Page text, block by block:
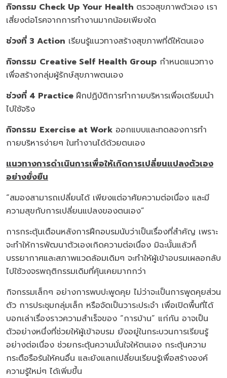
กิจกรรม Check Up Your Health ตรวจสุขภาพตัวเอง เรา
เสี่ยงต่อโรคจากการทำงานมากน้อยเพียงใด
ช่วงที่ 3 Action เรียนรู้แนวทางสร้างสุขภาพที่ดีให้ตนเอง
กิจกรรม Creative Self Health Group กำหนดแนวทาง
เพื่อสร้างกลุ่มผู้รักษ์สุขภาพตนเอง
ช่วงที่ 4 Practice ฝึกปฏิบัติการทำกายบริหารเพื่อเตรียมนำ
ไปใช้จริง
กิจกรรม Exercise at Work ออกแบบและทดลองการทำ
กายบริหารง่ายๆ ในทำงานได้ด้วยตนเอง
แนวทางการดำเนินการเพื่อให้เกิดการเปลี่ยนแปลงตัวเอง
อย่างยั่งยืน
“สมองสามารถเปลี่ยนได้ เพียงแต่อาศัยความต่อเนื่อง และมี
ความสุขกับการเปลี่ยนแปลงของตนเอง”
การกระตุ้นเตือนหลังการฝึกอบรมนับว่าเป็นเรื่องที่สำคัญ เพราะ
จะทำให้การพัฒนาตัวเองเกิดความต่อเนื่อง มิฉะนั้นแล้วก็
บรรยากาศและสภาพแวดล้อมเดิมๆ จะทำให้ผู้เข้าอบรมเผลอกลับ
ไปใช้วงจรพฤติกรรมเดิมที่คุ้นเคยมากกว่า
กิจกรรมเล็กๆ อย่างการพบปะพูดคุย ไม่ว่าจะเป็นการพูดคุยส่วน
ตัว การประชุมกลุ่มเล็ก หรือจัดเป็นวาระประจำ เพื่อเปิดพื้นที่ได้
บอกเล่าเรื่องราวความสำเร็จของ “การบ้าน” แก่กัน อาจเป็น
ตัวอย่างหนึ่งที่ช่วยให้ผู้เข้าอบรม ยังอยู่ในกระบวนการเรียนรู้
อย่างต่อเนื่อง ช่วยกระตุ้นความมั่นใจให้ตนเอง กระตุ้นความ
กระตือรือร้นให้คนอื่น และยังแลกเปลี่ยนเรียนรู้เพื่อสร้างองค์
ความรู้ใหม่ๆ ได้เพิ่มขึ้น